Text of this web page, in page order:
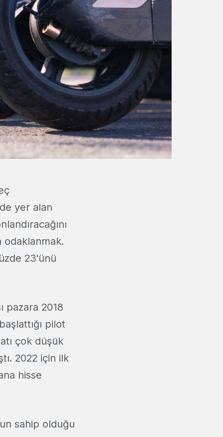
yer alan
odaklanmak.
23'ünü
pazara 2018
pilot
çok düşük
2022 için ilk
hisse
sahip olduğu